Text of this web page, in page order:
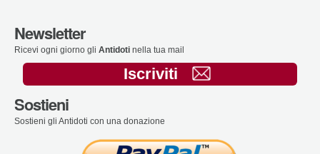
Newsletter
Ricevi ogni giorno gli Antidoti nella tua mail
Iscriviti
Sostieni
Sostieni gli Antidoti con una donazione